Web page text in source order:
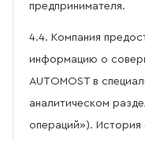
предпринимателя.
4.4. Компания
информацию о
AUTOMOST в
аналитическом
операций»). История